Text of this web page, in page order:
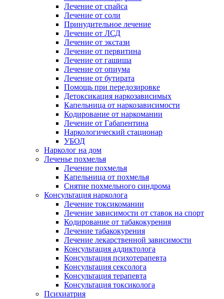
Лечение от спайса
Лечение от соли
Принудительное лечение
Лечение от ЛСД
Лечение от экстази
Лечение от первитина
Лечение от гашиша
Лечение от опиума
Лечение от бутирата
Помощь при передозировке
Детоксикация наркозависимых
Капельница от наркозависимости
Кодирование от наркомании
Лечение от Габапентина
Наркологический стационар
УБОД
Нарколог на дом
Леченье похмелья
Лечение похмелья
Капельница от похмелья
Снятие похмельного синдрома
Консультация нарколога
Лечение токсикомании
Лечение зависимости от ставок на спорт
Кодирование от табакокурения
Лечение табакокурения
Лечение лекарственной зависимости
Консультация аддиктолога
Консультация психотерапевта
Консультация сексолога
Консультация терапевта
Консультация токсиколога
Психиатрия